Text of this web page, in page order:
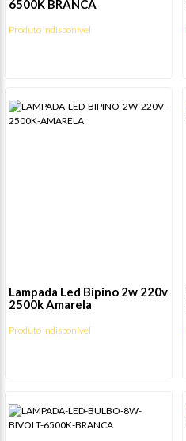
6500K BRANCA
Produto indisponível
Lampada Led Bipino 2w 220v
2500k Amarela
Produto indisponível